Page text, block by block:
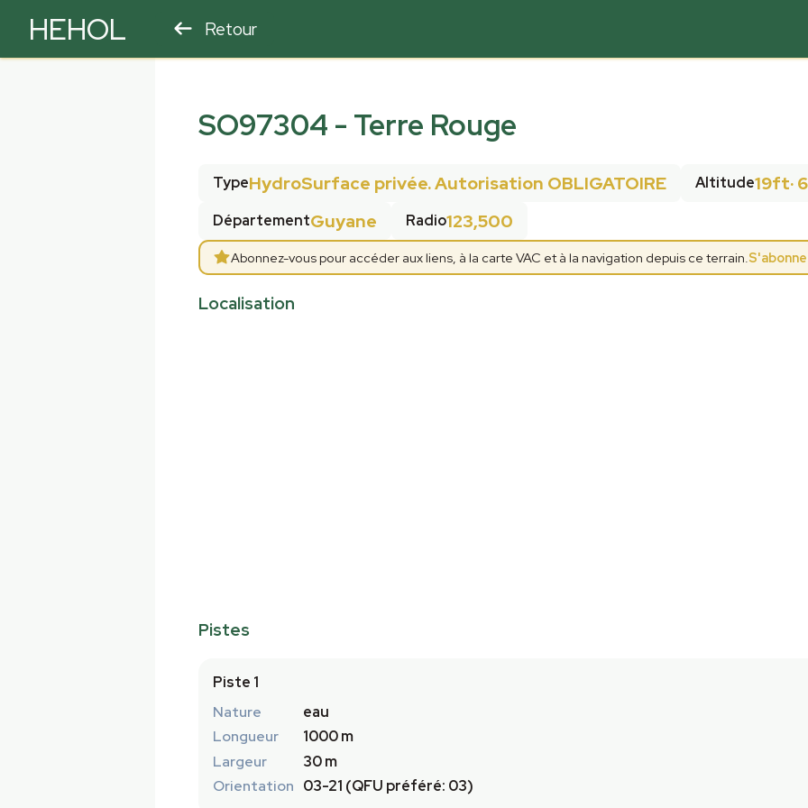
HEHOL Retour
SO97304 - Terre Rouge
TypeHydroSurface privée. Autorisation OBLIGATOIRE Altitude19ft·
DépartementGuyane Radio123,500
Abonnez-vous pour accéder aux liens, à la carte VAC et à la navigation depuis ce terrain.
Localisation
Pistes
Piste 1
Nature
eau
Longueur
1000 m
Largeur
30 m
Orientation 03-21 (QFU préféré: 03)